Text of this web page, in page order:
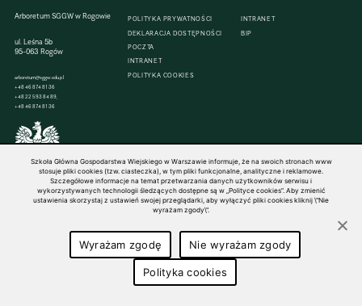
Arboretum SGGW w Rogowie
ul. Leśna 5b
95-063 Rogów
arboretum@sggw.edu.pl
+48 46 874 81 36
+48 22 593 84 89,
+48 46 874 81 36
POLITYKA PRYWATNOŚCI
DEKLARACJA DOSTĘPNOŚCI
POCZTA
INTRANET
POLITYKA COOKIES
INTRANET
BIP
© 1816–2026 SGGW — ALL RIGHTS RESERVED
Szkoła Główna Gospodarstwa Wiejskiego w Warszawie informuje, że na swoich stronach www
stosuje pliki cookies (tzw. ciasteczka), w tym pliki funkcjonalne, analityczne i reklamowe.
Szczegółowe informacje na temat przetwarzania danych użytkowników serwisu i
wykorzystywanych technologii śledzących dostępne są w „Polityce cookies”. Aby zmienić
ustawienia skorzystaj z ustawień swojej przeglądarki, aby wyłączyć pliki cookies kliknij \"Nie
wyrażam zgody\".
Wyrażam zgodę Nie wyrażam zgody
Polityka cookies